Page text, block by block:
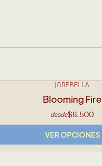
|OREBELLA
Blooming Fire
desde$6.500
VER OPCIONES